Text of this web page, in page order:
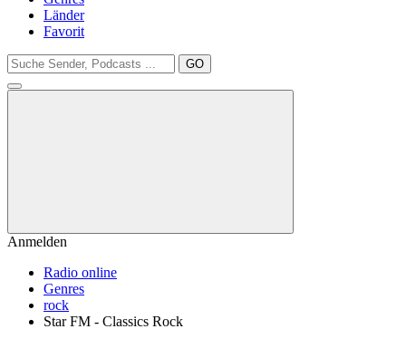
Länder
Favorit
GO
Anmelden
Radio online
Genres
rock
Star FM - Classics Rock